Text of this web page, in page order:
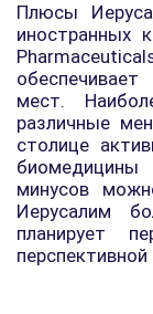
Плюсы
иностранных
мест.
различные
столице
биомедицины
минусов
Иерусалим
планирует